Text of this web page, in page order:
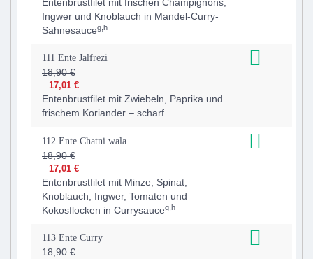
Entenbrustfilet mit frischen Champignons,
Ingwer und Knoblauch in Mandel-Curry-
Sahnesauceg,h
111 Ente Jalfrezi
18,90 €
17,01 €
Entenbrustfilet mit Zwiebeln, Paprika und
frischem Koriander – scharf
112 Ente Chatni wala
18,90 €
17,01 €
Entenbrustfilet mit Minze, Spinat,
Knoblauch, Ingwer, Tomaten und
Kokosflocken in Currysauceg,h
113 Ente Curry
18,90 €